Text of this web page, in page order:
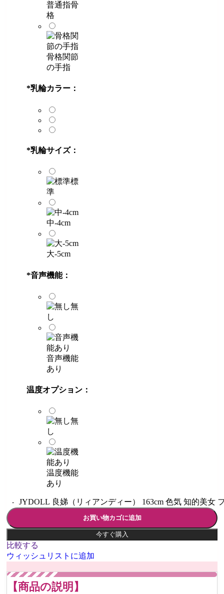
普通指骨
格
骨格関節
の手指
*乳輪カラー：
*乳輪サイズ：
標
準
中-4cm
大-5cm
*音声機能：
無
し
音声機能
あり
温度オプション：
無
し
温度機能
あり
JYDOLL 良娣（リィアンディー） 163cm 色気 知的美女
お買い物カゴに追加
今すぐ購入
比較する
ウィッシュリストに追加
【商品の説明】